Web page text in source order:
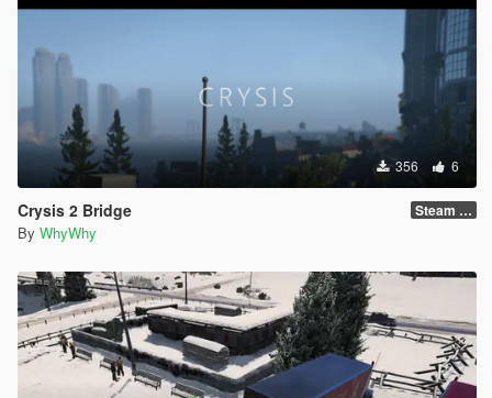
356 6
Crysis 2 Bridge Steam Version !!!
By WhyWhy